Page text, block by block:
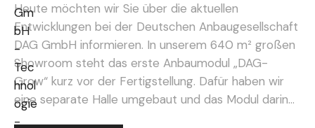
Heute möchten wir Sie über die aktuellen
Entwicklungen bei der Deutschen Anbaugesellschaft
DAG GmbH informieren. In unserem 640 m² großen
Showroom steht das erste Anbaumodul „DAG-
Grow“ kurz vor der Fertigstellung. Dafür haben wir
eine separate Halle umgebaut und das Modul darin